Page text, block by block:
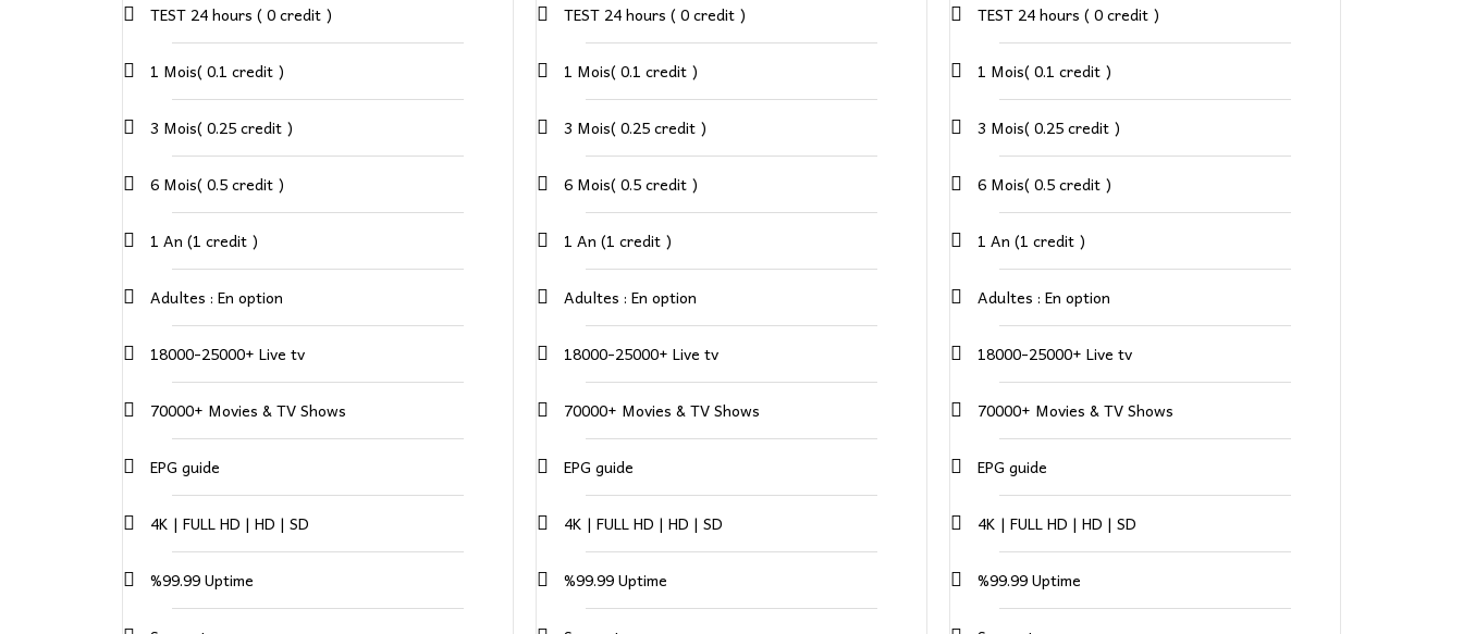
TEST 24 hours ( 0 credit )
1 Mois( 0.1 credit )
3 Mois( 0.25 credit )
6 Mois( 0.5 credit )
1 An (1 credit )
Adultes : En option
18000-25000+ Live tv
70000+ Movies & TV Shows
EPG guide
4K | FULL HD | HD | SD
%99.99 Uptime
TEST 24 hours ( 0 credit )
1 Mois( 0.1 credit )
3 Mois( 0.25 credit )
6 Mois( 0.5 credit )
1 An (1 credit )
Adultes : En option
18000-25000+ Live tv
70000+ Movies & TV Shows
EPG guide
4K | FULL HD | HD | SD
%99.99 Uptime
TEST 24 hours ( 0 credit )
1 Mois( 0.1 credit )
3 Mois( 0.25 credit )
6 Mois( 0.5 credit )
1 An (1 credit )
Adultes : En option
18000-25000+ Live tv
70000+ Movies & TV Shows
EPG guide
4K | FULL HD | HD | SD
%99.99 Uptime